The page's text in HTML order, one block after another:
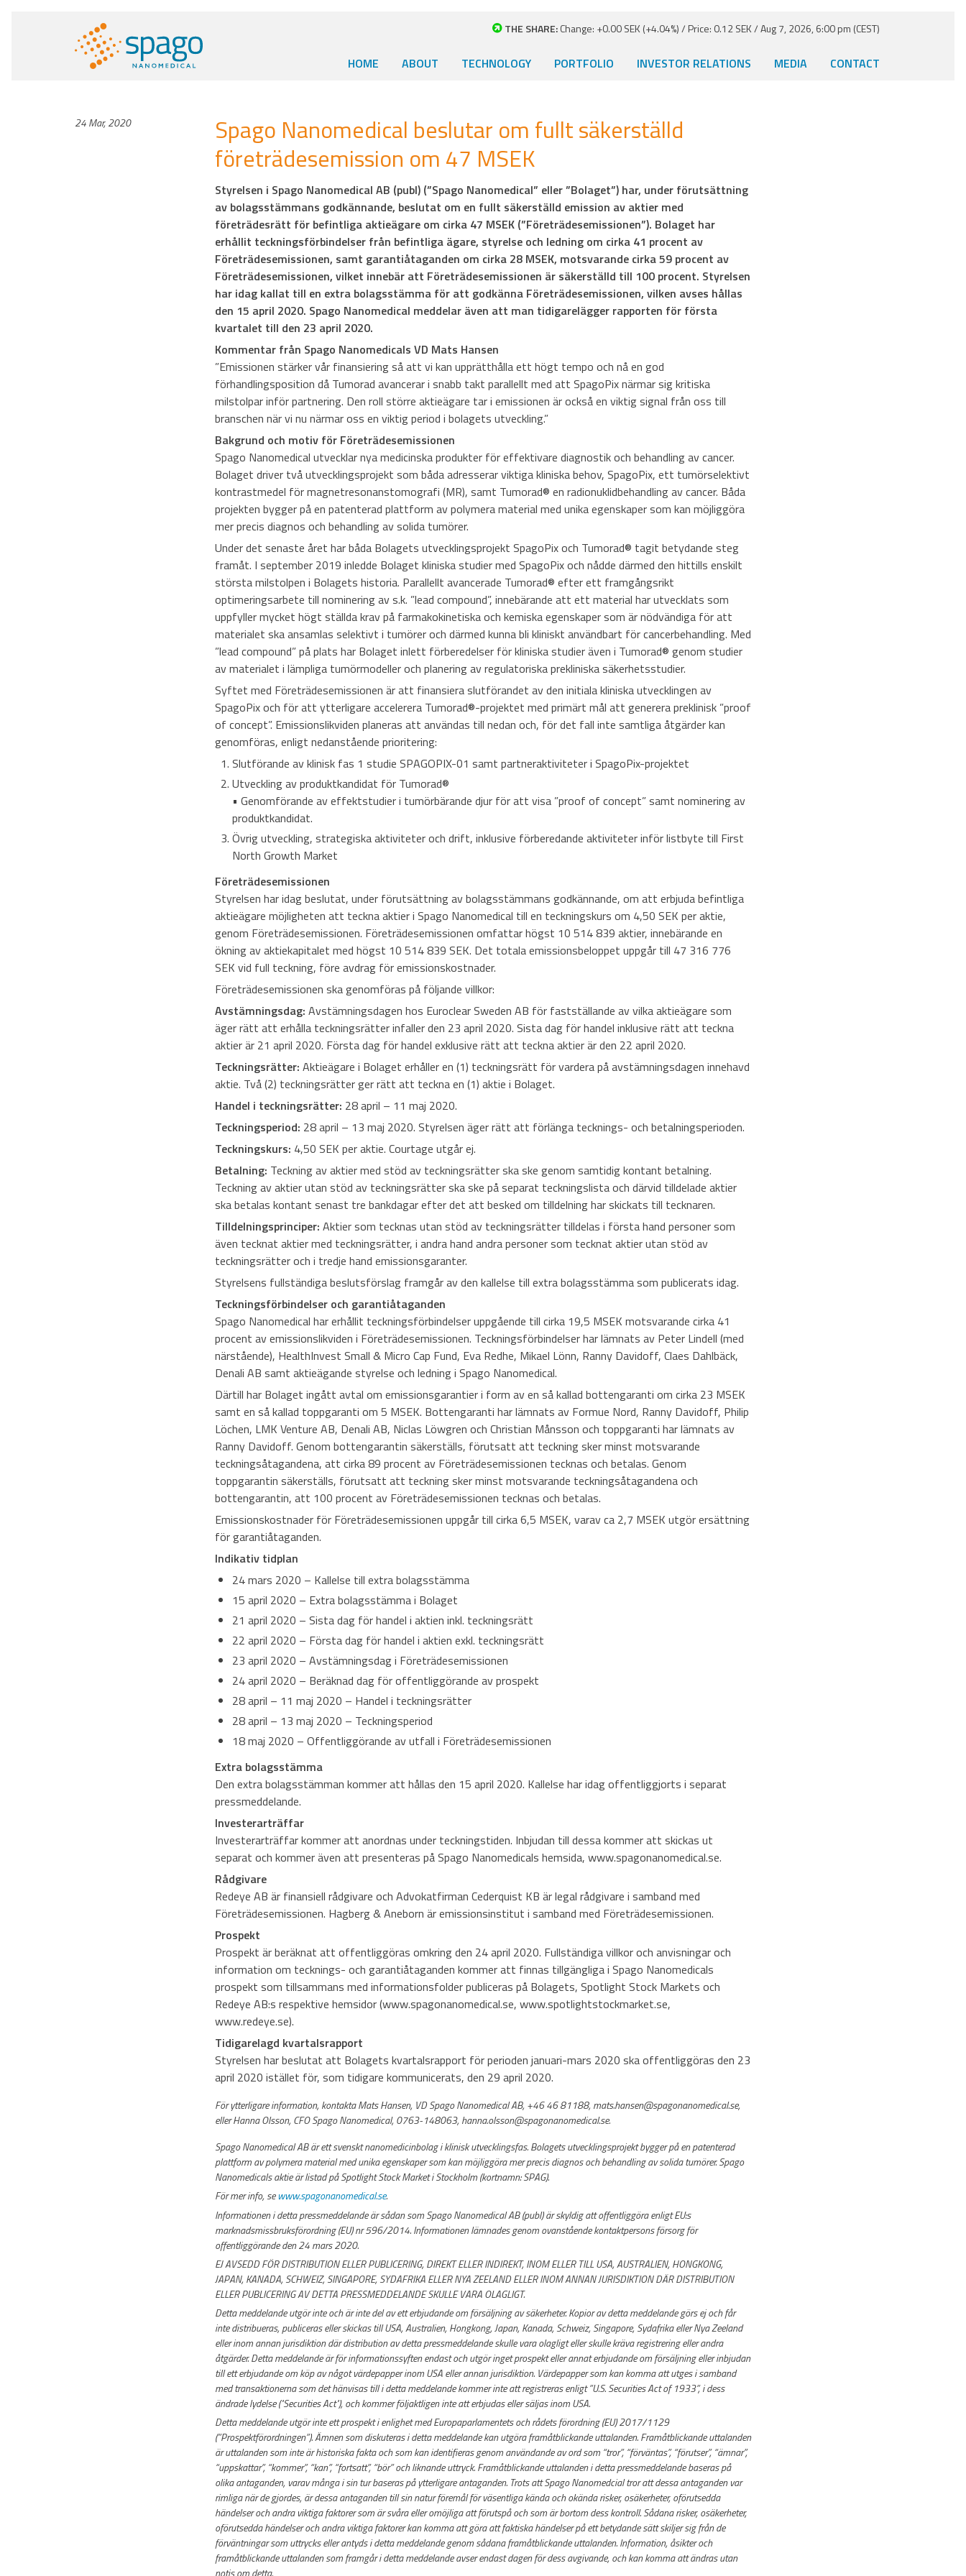
THE SHARE:Change: +0.00 SEK (+4.04%) / Price: 0.12 SEK / Aug 7, 2026, 6:00 pm (CEST)
HOME ABOUT TECHNOLOGY PORTFOLIO INVESTOR RELATIONS MEDIA CONTACT
24 Mar, 2020
Spago Nanomedical beslutar om fullt säkerställd
företrädesemission om 47 MSEK
Styrelsen i Spago Nanomedical AB (publ) (”Spago Nanomedical” eller ”Bolaget”) har, under förutsättning
av bolagsstämmans godkännande, beslutat om en fullt säkerställd emission av aktier med
företrädesrätt för befintliga aktieägare om cirka 47 MSEK (”Företrädesemissionen”). Bolaget har
erhållit teckningsförbindelser från befintliga ägare, styrelse och ledning om cirka 41 procent av
Företrädesemissionen, samt garantiåtaganden om cirka 28 MSEK, motsvarande cirka 59 procent av
Företrädesemissionen, vilket innebär att Företrädesemissionen är säkerställd till 100 procent. Styrelsen
har idag kallat till en extra bolagsstämma för att godkänna Företrädesemissionen, vilken avses hållas
den 15 april 2020. Spago Nanomedical meddelar även att man tidigarelägger rapporten för första
kvartalet till den 23 april 2020.
Kommentar från Spago Nanomedicals VD Mats Hansen
”Emissionen stärker vår finansiering så att vi kan upprätthålla ett högt tempo och nå en god
förhandlingsposition då Tumorad avancerar i snabb takt parallellt med att SpagoPix närmar sig kritiska
milstolpar inför partnering. Den roll större aktieägare tar i emissionen är också en viktig signal från oss till
branschen när vi nu närmar oss en viktig period i bolagets utveckling.”
Bakgrund och motiv för Företrädesemissionen
Spago Nanomedical utvecklar nya medicinska produkter för effektivare diagnostik och behandling av cancer.
Bolaget driver två utvecklingsprojekt som båda adresserar viktiga kliniska behov, SpagoPix, ett tumörselektivt
kontrastmedel för magnetresonanstomografi (MR), samt Tumorad® en radionuklidbehandling av cancer. Båda
projekten bygger på en patenterad plattform av polymera material med unika egenskaper som kan möjliggöra
mer precis diagnos och behandling av solida tumörer.
Under det senaste året har båda Bolagets utvecklingsprojekt SpagoPix och Tumorad® tagit betydande steg
framåt. I september 2019 inledde Bolaget kliniska studier med SpagoPix och nådde därmed den hittills enskilt
största milstolpen i Bolagets historia. Parallellt avancerade Tumorad® efter ett framgångsrikt
optimeringsarbete till nominering av s.k. ”lead compound”, innebärande att ett material har utvecklats som
uppfyller mycket högt ställda krav på farmakokinetiska och kemiska egenskaper som är nödvändiga för att
materialet ska ansamlas selektivt i tumörer och därmed kunna bli kliniskt användbart för cancerbehandling. Med
”lead compound” på plats har Bolaget inlett förberedelser för kliniska studier även i Tumorad® genom studier
av materialet i lämpliga tumörmodeller och planering av regulatoriska prekliniska säkerhetsstudier.
Syftet med Företrädesemissionen är att finansiera slutförandet av den initiala kliniska utvecklingen av
SpagoPix och för att ytterligare accelerera Tumorad®-projektet med primärt mål att generera preklinisk ”proof
of concept”. Emissionslikviden planeras att användas till nedan och, för det fall inte samtliga åtgärder kan
genomföras, enligt nedanstående prioritering:
Slutförande av klinisk fas 1 studie SPAGOPIX-01 samt partneraktiviteter i SpagoPix-projektet
Utveckling av produktkandidat för Tumorad®
• Genomförande av effektstudier i tumörbärande djur för att visa ”proof of concept” samt nominering av
produktkandidat.
Övrig utveckling, strategiska aktiviteter och drift, inklusive förberedande aktiviteter inför listbyte till First
North Growth Market
Företrädesemissionen
Styrelsen har idag beslutat, under förutsättning av bolagsstämmans godkännande, om att erbjuda befintliga
aktieägare möjligheten att teckna aktier i Spago Nanomedical till en teckningskurs om 4,50 SEK per aktie,
genom Företrädesemissionen. Företrädesemissionen omfattar högst 10 514 839 aktier, innebärande en
ökning av aktiekapitalet med högst 10 514 839 SEK. Det totala emissionsbeloppet uppgår till 47 316 776
SEK vid full teckning, före avdrag för emissionskostnader.
Företrädesemissionen ska genomföras på följande villkor:
Avstämningsdag: Avstämningsdagen hos Euroclear Sweden AB för fastställande av vilka aktieägare som
äger rätt att erhålla teckningsrätter infaller den 23 april 2020. Sista dag för handel inklusive rätt att teckna
aktier är 21 april 2020. Första dag för handel exklusive rätt att teckna aktier är den 22 april 2020.
Teckningsrätter: Aktieägare i Bolaget erhåller en (1) teckningsrätt för vardera på avstämningsdagen innehavd
aktie. Två (2) teckningsrätter ger rätt att teckna en (1) aktie i Bolaget.
Handel i teckningsrätter: 28 april – 11 maj 2020.
Teckningsperiod: 28 april – 13 maj 2020. Styrelsen äger rätt att förlänga tecknings- och betalningsperioden.
Teckningskurs: 4,50 SEK per aktie. Courtage utgår ej.
Betalning: Teckning av aktier med stöd av teckningsrätter ska ske genom samtidig kontant betalning.
Teckning av aktier utan stöd av teckningsrätter ska ske på separat teckningslista och därvid tilldelade aktier
ska betalas kontant senast tre bankdagar efter det att besked om tilldelning har skickats till tecknaren.
Tilldelningsprinciper: Aktier som tecknas utan stöd av teckningsrätter tilldelas i första hand personer som
även tecknat aktier med teckningsrätter, i andra hand andra personer som tecknat aktier utan stöd av
teckningsrätter och i tredje hand emissionsgaranter.
Styrelsens fullständiga beslutsförslag framgår av den kallelse till extra bolagsstämma som publicerats idag.
Teckningsförbindelser och garantiåtaganden
Spago Nanomedical har erhållit teckningsförbindelser uppgående till cirka 19,5 MSEK motsvarande cirka 41
procent av emissionslikviden i Företrädesemissionen. Teckningsförbindelser har lämnats av Peter Lindell (med
närstående), HealthInvest Small & Micro Cap Fund, Eva Redhe, Mikael Lönn, Ranny Davidoff, Claes Dahlbäck,
Denali AB samt aktieägande styrelse och ledning i Spago Nanomedical.
Därtill har Bolaget ingått avtal om emissionsgarantier i form av en så kallad bottengaranti om cirka 23 MSEK
samt en så kallad toppgaranti om 5 MSEK. Bottengaranti har lämnats av Formue Nord, Ranny Davidoff, Philip
Löchen, LMK Venture AB, Denali AB, Niclas Löwgren och Christian Månsson och toppgaranti har lämnats av
Ranny Davidoff. Genom bottengarantin säkerställs, förutsatt att teckning sker minst motsvarande
teckningsåtagandena, att cirka 89 procent av Företrädesemissionen tecknas och betalas. Genom
toppgarantin säkerställs, förutsatt att teckning sker minst motsvarande teckningsåtagandena och
bottengarantin, att 100 procent av Företrädesemissionen tecknas och betalas.
Emissionskostnader för Företrädesemissionen uppgår till cirka 6,5 MSEK, varav ca 2,7 MSEK utgör ersättning
för garantiåtaganden.
Indikativ tidplan
24 mars 2020 – Kallelse till extra bolagsstämma
15 april 2020 – Extra bolagsstämma i Bolaget
21 april 2020 – Sista dag för handel i aktien inkl. teckningsrätt
22 april 2020 – Första dag för handel i aktien exkl. teckningsrätt
23 april 2020 – Avstämningsdag i Företrädesemissionen
24 april 2020 – Beräknad dag för offentliggörande av prospekt
28 april – 11 maj 2020 – Handel i teckningsrätter
28 april – 13 maj 2020 – Teckningsperiod
18 maj 2020 – Offentliggörande av utfall i Företrädesemissionen
Extra bolagsstämma
Den extra bolagsstämman kommer att hållas den 15 april 2020. Kallelse har idag offentliggjorts i separat
pressmeddelande.
Investerarträffar
Investerarträffar kommer att anordnas under teckningstiden. Inbjudan till dessa kommer att skickas ut
separat och kommer även att presenteras på Spago Nanomedicals hemsida, www.spagonanomedical.se.
Rådgivare
Redeye AB är finansiell rådgivare och Advokatfirman Cederquist KB är legal rådgivare i samband med
Företrädesemissionen. Hagberg & Aneborn är emissionsinstitut i samband med Företrädesemissionen.
Prospekt
Prospekt är beräknat att offentliggöras omkring den 24 april 2020. Fullständiga villkor och anvisningar och
information om tecknings- och garantiåtaganden kommer att finnas tillgängliga i Spago Nanomedicals
prospekt som tillsammans med informationsfolder publiceras på Bolagets, Spotlight Stock Markets och
Redeye AB:s respektive hemsidor (www.spagonanomedical.se, www.spotlightstockmarket.se,
www.redeye.se).
Tidigarelagd kvartalsrapport
Styrelsen har beslutat att Bolagets kvartalsrapport för perioden januari-mars 2020 ska offentliggöras den 23
april 2020 istället för, som tidigare kommunicerats, den 29 april 2020.
För ytterligare information, kontakta Mats Hansen, VD Spago Nanomedical AB, +46 46 81188, mats.hansen@spagonanomedical.se,
eller Hanna Olsson, CFO Spago Nanomedical, 0763-148063, hanna.olsson@spagonanomedical.se.
Spago Nanomedical AB är ett svenskt nanomedicinbolag i klinisk utvecklingsfas. Bolagets utvecklingsprojekt bygger på en patenterad
plattform av polymera material med unika egenskaper som kan möjliggöra mer precis diagnos och behandling av solida tumörer. Spago
Nanomedicals aktie är listad på Spotlight Stock Market i Stockholm (kortnamn: SPAG).
För mer info, sewww.spagonanomedical.se.
Informationen i detta pressmeddelande är sådan som Spago Nanomedical AB (publ) är skyldig att offentliggöra enligt EU:s
marknadsmissbruksförordning (EU) nr 596/2014. Informationen lämnades genom ovanstående kontaktpersons försorg för
offentliggörande den 24 mars 2020.
EJ AVSEDD FÖR DISTRIBUTION ELLER PUBLICERING, DIREKT ELLER INDIREKT, INOM ELLER TILL USA, AUSTRALIEN, HONGKONG,
JAPAN, KANADA, SCHWEIZ, SINGAPORE, SYDAFRIKA ELLER NYA ZEELAND ELLER INOM ANNAN JURISDIKTION DÄR DISTRIBUTION
ELLER PUBLICERING AV DETTA PRESSMEDDELANDE SKULLE VARA OLAGLIGT.
Detta meddelande utgör inte och är inte del av ett erbjudande om försäljning av säkerheter. Kopior av detta meddelande görs ej och får
inte distribueras, publiceras eller skickas till USA, Australien, Hongkong, Japan, Kanada, Schweiz, Singapore, Sydafrika eller Nya Zeeland
eller inom annan jurisdiktion där distribution av detta pressmeddelande skulle vara olagligt eller skulle kräva registrering eller andra
åtgärder. Detta meddelande är för informationssyften endast och utgör inget prospekt eller annat erbjudande om försäljning eller inbjudan
till ett erbjudande om köp av något värdepapper inom USA eller annan jurisdiktion. Värdepapper som kan komma att utges i samband
med transaktionerna som det hänvisas till i detta meddelande kommer inte att registreras enligt ”U.S. Securities Act of 1933”, i dess
ändrade lydelse ("Securities Act"), och kommer följaktligen inte att erbjudas eller säljas inom USA.
Detta meddelande utgör inte ett prospekt i enlighet med Europaparlamentets och rådets förordning (EU) 2017/1129
(”Prospektförordningen”). Ämnen som diskuteras i detta meddelande kan utgöra framåtblickande uttalanden. Framåtblickande uttalanden
är uttalanden som inte är historiska fakta och som kan identifieras genom användande av ord som “tror”, “förväntas”, “förutser”, “ämnar”,
“uppskattar”, “kommer”, “kan”, “fortsatt”, “bör” och liknande uttryck. Framåtblickande uttalanden i detta pressmeddelande baseras på
olika antaganden, varav många i sin tur baseras på ytterligare antaganden. Trots att Spago Nanomedcial tror att dessa antaganden var
rimliga när de gjordes, är dessa antaganden till sin natur föremål för väsentliga kända och okända risker, osäkerheter, oförutsedda
händelser och andra viktiga faktorer som är svåra eller omöjliga att förutspå och som är bortom dess kontroll. Sådana risker, osäkerheter,
oförutsedda händelser och andra viktiga faktorer kan komma att göra att faktiska händelser på ett betydande sätt skiljer sig från de
förväntningar som uttrycks eller antyds i detta meddelande genom sådana framåtblickande uttalanden. Information, åsikter och
framåtblickande uttalanden som framgår i detta meddelande avser endast dagen för dess avgivande, och kan komma att ändras utan
notis om detta.